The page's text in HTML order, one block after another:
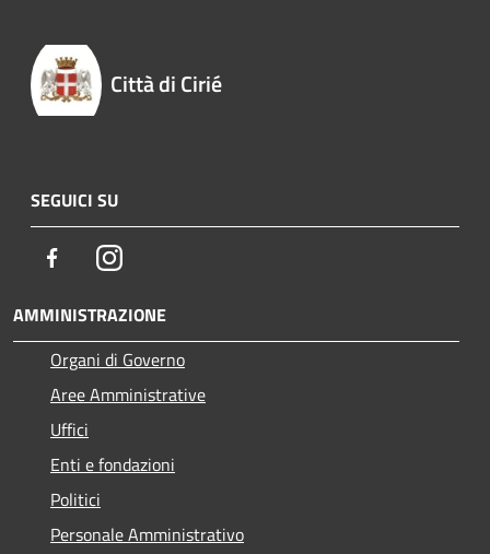
Città di Cirié
SEGUICI SU
FacebookInstagram
AMMINISTRAZIONE
Organi di Governo
Aree Amministrative
Uffici
Enti e fondazioni
Politici
Personale Amministrativo